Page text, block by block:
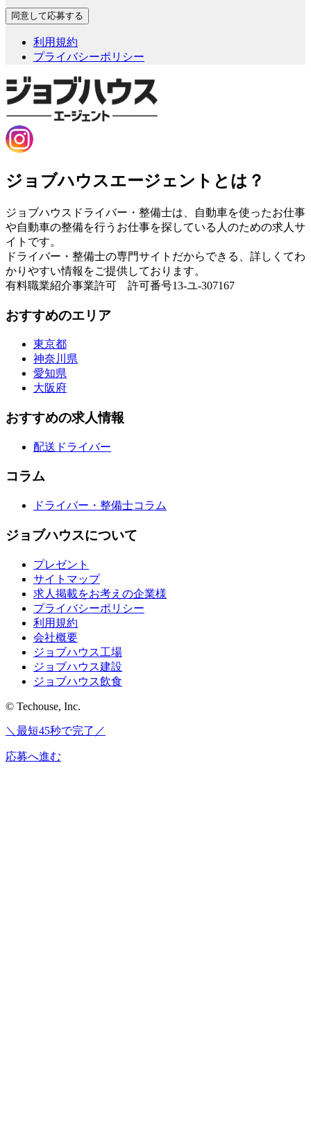
利用規約
プライバシーポリシー
ジョブハウスエージェントとは？
ジョブハウスドライバー・整備士は、自動車を使ったお仕事
や自動車の整備を行うお仕事を探している人のための求人サ
イトです。
ドライバー・整備士の専門サイトだからできる、詳しくてわ
かりやすい情報をご提供しております。
有料職業紹介事業許可 許可番号13-ユ-307167
おすすめのエリア
東京都
神奈川県
愛知県
大阪府
おすすめの求人情報
配送ドライバー
コラム
ドライバー・整備士コラム
ジョブハウスについて
プレゼント
サイトマップ
求人掲載をお考えの企業様
プライバシーポリシー
利用規約
会社概要
ジョブハウス工場
ジョブハウス建設
ジョブハウス飲食
© Techouse, Inc.
＼最短45秒で完了／
応募へ進む